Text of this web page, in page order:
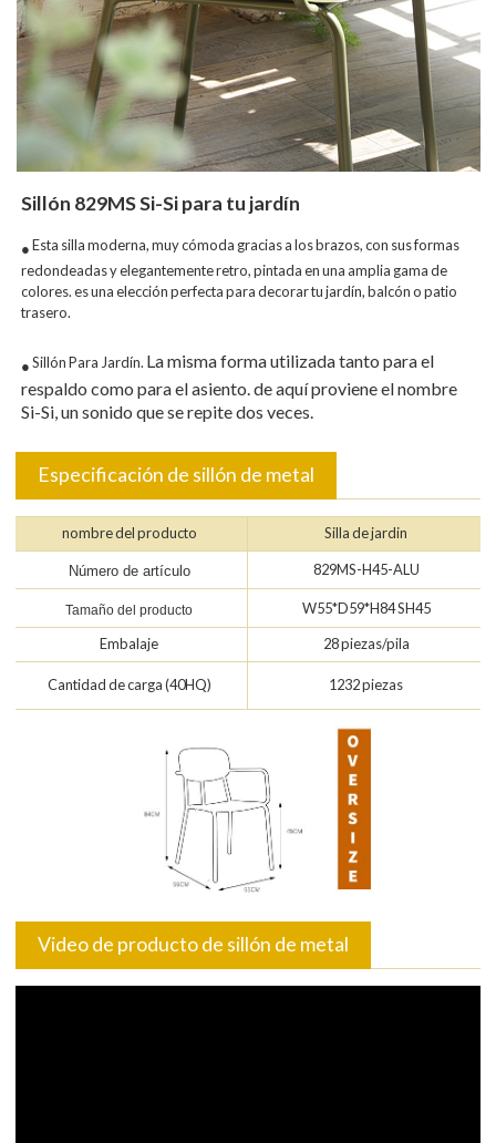
Sillón 829MS Si-Si para tu jardín
● Esta silla moderna, muy cómoda gracias a los brazos, con sus formas
redondeadas y elegantemente retro, pintada en una amplia gama de
colores. es una elección perfecta para decorar tu jardín, balcón o patio
trasero.
● Sillón Para Jardín. La misma forma utilizada tanto para el
respaldo como para el asiento. de aquí proviene el nombre
Si-Si, un sonido que se repite dos veces.
Especificación de sillón de metal
nombre del producto Silla de jardin
Número de artículo 829MS-H45-ALU
Tamaño del producto W55*D59*H84 SH45
Embalaje 28 piezas/pila
Cantidad de carga (40HQ) 1232 piezas
Video de producto de sillón de metal